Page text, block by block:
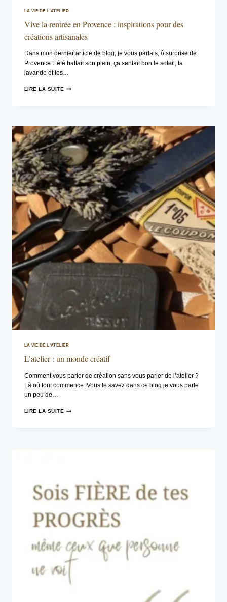
LA VIE DE L'ATELIER
Vive la rentrée en Provence : inspirations pour des
créations artisanales
Dans mon dernier article de blog, je vous parlais, ô surprise de
Provence.L’été battait son plein, ça sentait bon le soleil, la
lavande et les…
LIRE LA SUITE VIVE
:
INSPIRATIONS
POUR
DES
CRÉATIONS
ARTISANALES
LA VIE DE L'ATELIER
L’atelier : un monde créatif
Comment vous parler de création sans vous parler de l’atelier ?
Là où tout commence !Vous le savez dans ce blog je vous parle
un peu de…
LIRE LA SUITE L’ATELIER